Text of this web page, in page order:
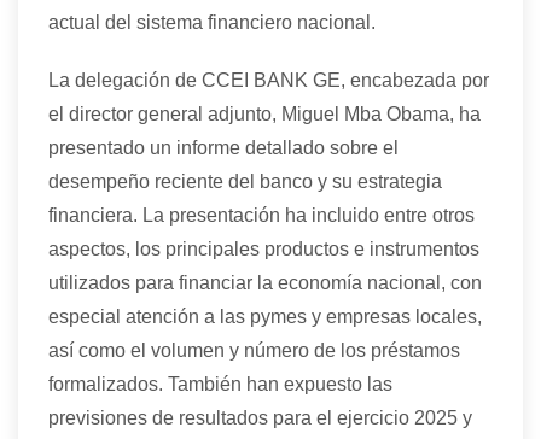
actual del sistema financiero nacional.
La delegación de CCEI BANK GE, encabezada por
el director general adjunto, Miguel Mba Obama, ha
presentado un informe detallado sobre el
desempeño reciente del banco y su estrategia
financiera. La presentación ha incluido entre otros
aspectos, los principales productos e instrumentos
utilizados para financiar la economía nacional, con
especial atención a las pymes y empresas locales,
así como el volumen y número de los préstamos
formalizados. También han expuesto las
previsiones de resultados para el ejercicio 2025 y